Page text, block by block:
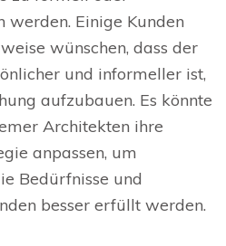
Einige Kunden
wünschen, dass der
und informeller ist,
aufzubauen. Es könnte
Architekten ihre
anpassen, um
Bedürfnisse und
besser erfüllt werden.